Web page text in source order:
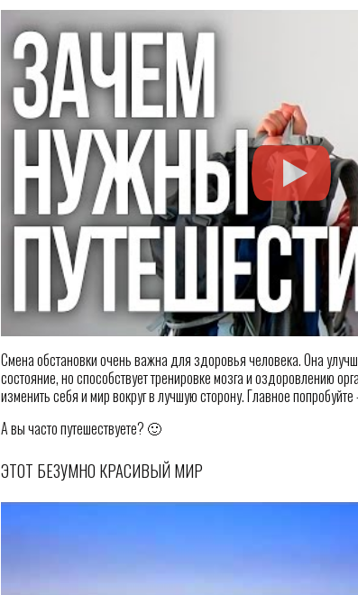
Смена обстановки очень важна для здоровья человека. Она
состояние, но способствует тренировке мозга и оздоровлению
изменить себя и мир вокруг в лучшую сторону. Главное
А вы часто путешествуете? 🙂
ЭТОТ БЕЗУМНО КРАСИВЫЙ МИР